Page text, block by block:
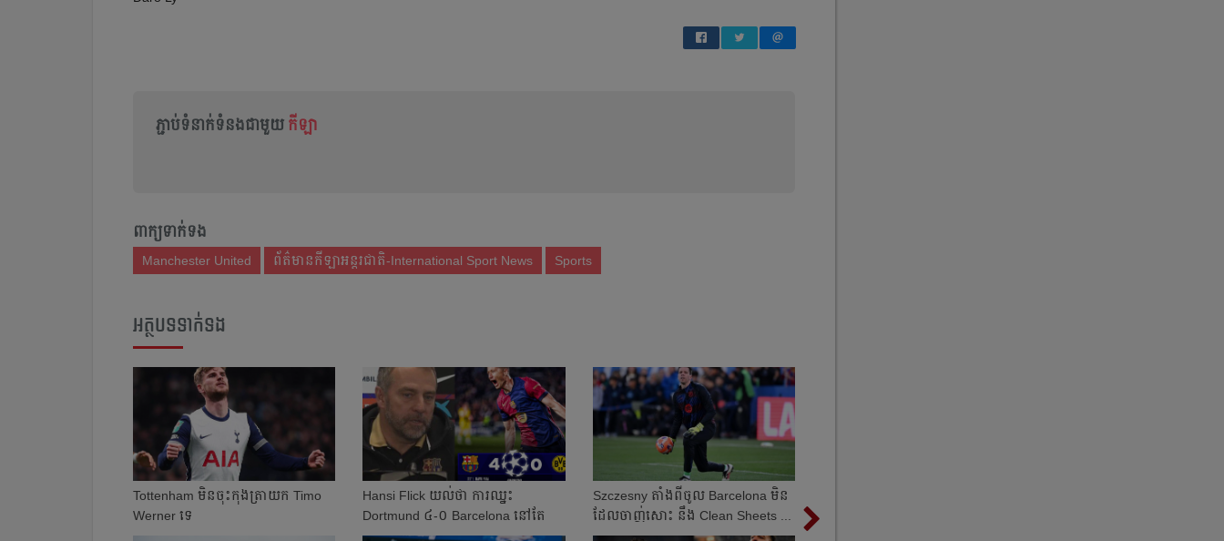
ភ្ជាប់ទំនាក់ទំនងជាមួយ កីឡា
ពាក្យទាក់ទង
Manchester United ព័ត៌មានកីឡាអន្តរជាតិ-International Sport News Sports
អត្ថបទទាក់ទង
Tottenham មិន​ចុះ​កុង​ត្រា​យក Timo
Werner ទេ​​
Hansi Flick យល់​ថា ការ​ឈ្នះ
Dortmund ៤-០ Barcelona នៅ​តែ​​
មាន​ចំណុច​កែ...
Szczesny តាំង​ពី​ចូល​ Barcelona មិន
ដែល​ចាញ់​សោះ នឹង​ Clean Sheets ...